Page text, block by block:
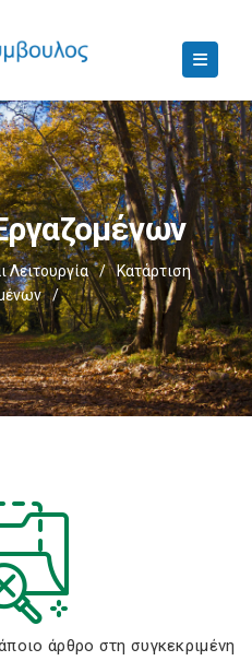
Λειτουργία /
Κατάρτιση
/
άρθρο στη συγκεκριμένη